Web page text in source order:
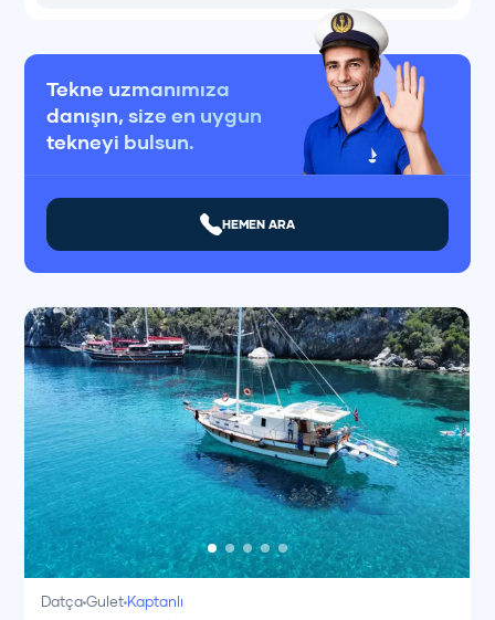
Tekne uzmanımıza
danışın, size en uygun
tekneyi bulsun.
HEMEN ARA
DatçaGulet Kaptanlı